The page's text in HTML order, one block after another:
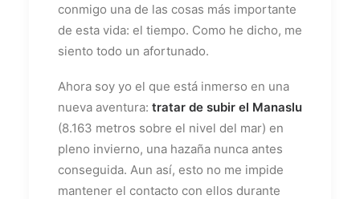
conmigo una de las cosas más importante
de esta vida: el tiempo. Como he dicho, me
siento todo un afortunado.
Ahora soy yo el que está inmerso en una
nueva aventura: tratar de subir el Manaslu
(8.163 metros sobre el nivel del mar) en
pleno invierno, una hazaña nunca antes
conseguida. Aun así, esto no me impide
mantener el contacto con ellos durante